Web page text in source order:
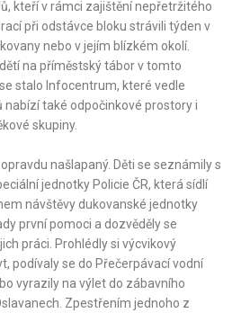
kteří v rámci zajištění nepřetržitého
při odstávce bloku strávili týden v
nebo v jejím blízkém okolí.
na příměstský tábor v tomto
stalo Infocentrum, které vedle
také odpočinkové prostory i
skupiny.
našlapaný. Děti se seznámily s
jednotky Policie ČR, která sídlí
návštěvy dukovanské jednotky
první pomoci a dozvěděly se
práci. Prohlédly si výcvikový
podívaly se do Přečerpávací vodní
vyrazily na výlet do zábavního
Zpestřením jednoho z